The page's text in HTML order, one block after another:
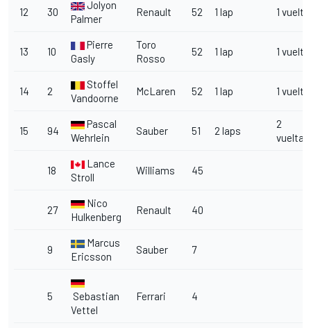
12 30
Jolyon
Palmer
Renault 52 1 lap 1 vuelta
13 10
Pierre
Gasly
Toro
Rosso
52 1 lap 1 vuelta
14 2
Stoffel
Vandoorne
McLaren 52 1 lap 1 vuelta
15 94
Pascal
Wehrlein
Sauber 51 2 laps
2
vueltas
18
Lance
Stroll
Williams 45
27
Nico
Hulkenberg
Renault 40
9
Marcus
Ericsson
Sauber 7
5
Sebastian
Vettel
Ferrari 4